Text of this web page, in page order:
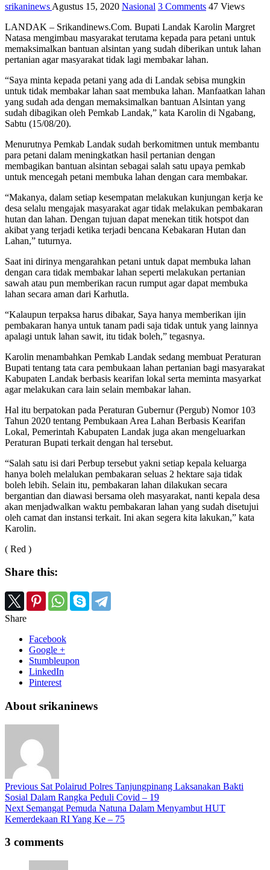
srikaninews Agustus 15, 2020 Nasional 3 Comments 47 Views
LANDAK – Srikandinews.Com. Bupati Landak Karolin Margret
Natasa mengimbau masyarakat terutama kepada para petani untuk
memaksimalkan bantuan alsintan yang sudah diberikan untuk lahan
pertanian agar masyarakat tidak lagi membakar lahan.
“Saya minta kepada petani yang ada di Landak sebisa mungkin
untuk tidak membakar lahan saat membuka lahan. Manfaatkan lahan
yang sudah ada dengan memaksimalkan bantuan Alsintan yang
sudah dibagikan oleh Pemkab Landak,” kata Karolin di Ngabang,
Sabtu (15/08/20).
Menurutnya Pemkab Landak sudah berkomitmen untuk membantu
para petani dalam meningkatkan hasil pertanian dengan
membagikan bantuan alsintan sebagai salah satu upaya pemkab
untuk mencegah petani membuka lahan dengan cara membakar.
“Makanya, dalam setiap kesempatan melakukan kunjungan kerja ke
desa selalu mengajak masyarakat agar tidak melakukan pembakaran
hutan dan lahan. Dengan tujuan dapat menekan titik hotspot dan
akibat yang terjadi ketika terjadi bencana Kebakaran Hutan dan
Lahan,” tuturnya.
Saat ini dirinya mengarahkan petani untuk dapat membuka lahan
dengan cara tidak membakar lahan seperti melakukan pertanian
sawah atau pun memberikan racun rumput agar dapat membuka
lahan secara aman dari Karhutla.
“Kalaupun terpaksa harus dibakar, Saya hanya memberikan ijin
pembakaran hanya untuk tanam padi saja tidak untuk yang lainnya
apalagi untuk lahan sawit, itu tidak boleh,” tegasnya.
Karolin menambahkan Pemkab Landak sedang membuat Peraturan
Bupati tentang tata cara pembukaan lahan pertanian bagi masyarakat
Kabupaten Landak berbasis kearifan lokal serta meminta masyarkat
agar melakukan cara lain selain membakar lahan.
Hal itu berpatokan pada Peraturan Gubernur (Pergub) Nomor 103
Tahun 2020 tentang Pembukaan Area Lahan Berbasis Kearifan
Lokal, Pemerintah Kabupaten Landak juga akan mengeluarkan
Peraturan Bupati terkait dengan hal tersebut.
“Salah satu isi dari Perbup tersebut yakni setiap kepala keluarga
hanya boleh melalukan pembakaran seluas 2 hektare saja tidak
boleh lebih. Selain itu, pembakaran lahan dilakukan secara
bergantian dan diawasi bersama oleh masyarakat, nanti kepala desa
akan menjadwalkan waktu pembakaran lahan yang sudah disetujui
oleh camat dan instansi terkait. Ini akan segera kita lakukan,” kata
Karolin.
( Red )
Share this:
Share
Facebook
Google +
Stumbleupon
LinkedIn
Pinterest
About srikaninews
Previous Sat Polairud Polres Tanjungpinang Laksanakan Bakti
Sosial Dalam Rangka Peduli Covid – 19
Next Semangat Pemuda Natuna Dalam Menyambut HUT
Kemerdekaan RI Yang Ke – 75
3 comments